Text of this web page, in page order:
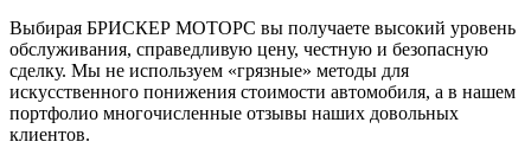
Выбирая БРИСКЕР МОТОРС вы получаете высокий уровень
обслуживания, справедливую цену, честную и безопасную
сделку. Мы не используем «грязные» методы для
искусственного понижения стоимости автомобиля, а в нашем
портфолио многочисленные отзывы наших довольных
клиентов.